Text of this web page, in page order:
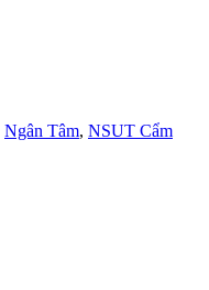
Ngân Tâm, NSUT Cẩm